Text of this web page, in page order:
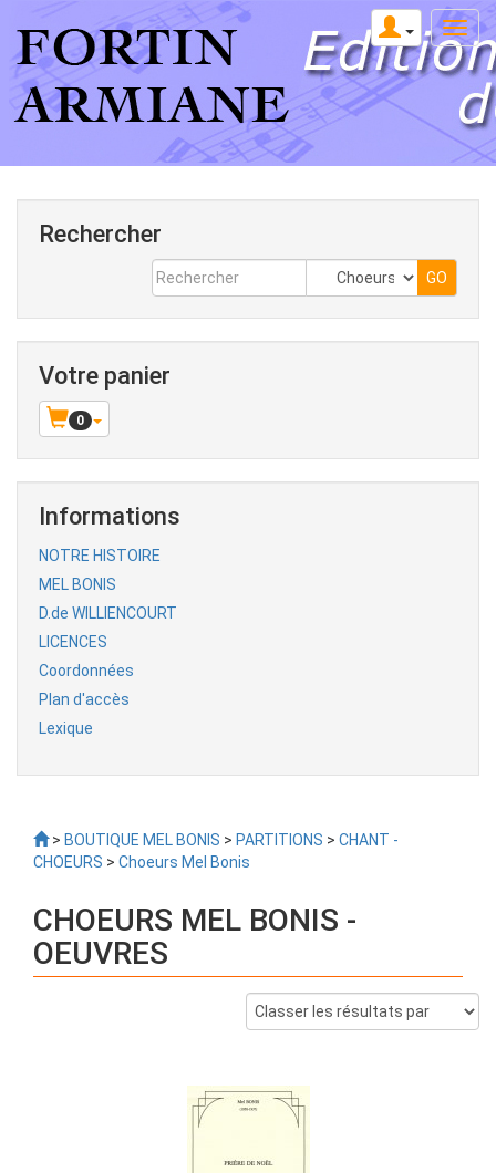
Rechercher
Votre panier
0
Informations
NOTRE HISTOIRE
MEL BONIS
D.de WILLIENCOURT
LICENCES
Coordonnées
Plan d'accès
Lexique
> BOUTIQUE MEL BONIS > PARTITIONS > CHANT -
CHOEURS > Choeurs Mel Bonis
CHOEURS MEL BONIS -
OEUVRES